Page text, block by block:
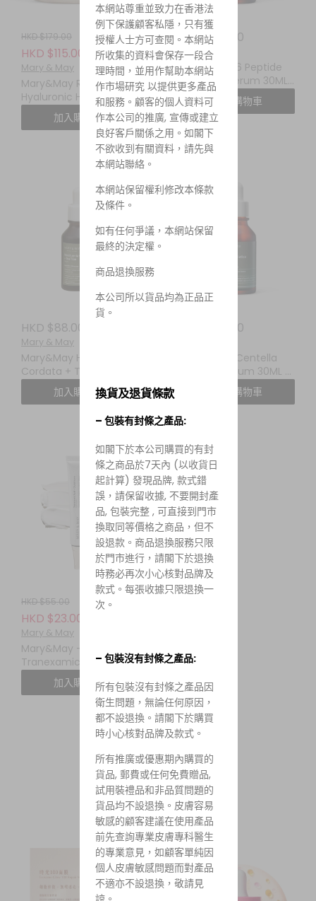
HKD $179.00
HKD $115.00
Mary & May
Mary&May Rose
Hyaluronic Hydra Wash
Off Mask Pack 125g大馬
士革玫瑰無花果補水抗氧
加入購物車
HKD $88.00
Mary & May
Mary&May 6 Peptide
Complex Serum 30ML
六勝肽複合精華
加入購物車
HKD $88.00
Mary & May
Mary&May Houttuynia
Cordata + Tea Tree
Serum 魚腥草茶樹舒緩精
華 30ML加入購物車
HKD $88.00
Mary&May Centella
Asiatica Serum 30ML 積
雪草舒緩精華加入購物車
HKD $55.00
HKD $23.00
Mary & May
Mary&May -
Tranexamic Acid +
Glutathione Eye
Cream加入購物車
💕 新到現貨專區
本網站尊重並致力在香港法
例下保護顧客私隱，只有獲
授權人士方可查閱。本網站
所收集的資料會保存一段合
理時間，並用作幫助本網站
作市場研究 以提供更多產品
和服務。顧客的個人資料可
作本公司的推廣, 宣傳或建立
良好客戶關係之用。如閣下
不欲收到有關資料，請先與
本網站聯絡。
本網站保留權利修改本條款
及條件。
如有任何爭議，本網站保留
最終的決定權。
商品退換服務
本公司所以貨品均為正品正
貨。
換貨及退貨條款
– 包裝有封條之產品:
如閣下於本公司購買的有封
條之商品於7天內 (以收貨日
起計算) 發現品牌, 款式錯
誤，請保留收據, 不要開封產
品, 包裝完整 , 可直接到門市
換取同等價格之商品，但不
設退款。商品退換服務只限
於門市進行，請閣下於退換
時務必再次小心核對品牌及
款式。每張收據只限退換一
次。
– 包裝沒有封條之產品:
所有包裝沒有封條之產品因
衛生問題，無論任何原因，
都不設退換。請閣下於購買
時小心核對品牌及款式。
所有推廣或優惠期內購買的
貨品, 郵費或任何免費贈品,
試用裝禮品和非品質問題的
貨品均不設退換。皮膚容易
敏感的顧客建議在使用產品
前先查詢專業皮膚專科醫生
的專業意見，如顧客單純因
個人皮膚敏感問題而對產品
不適亦不設退換，敬請見